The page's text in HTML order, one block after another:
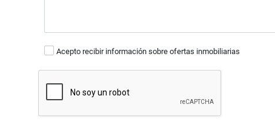
Acepto recibir información sobre ofertas inmobiliarias